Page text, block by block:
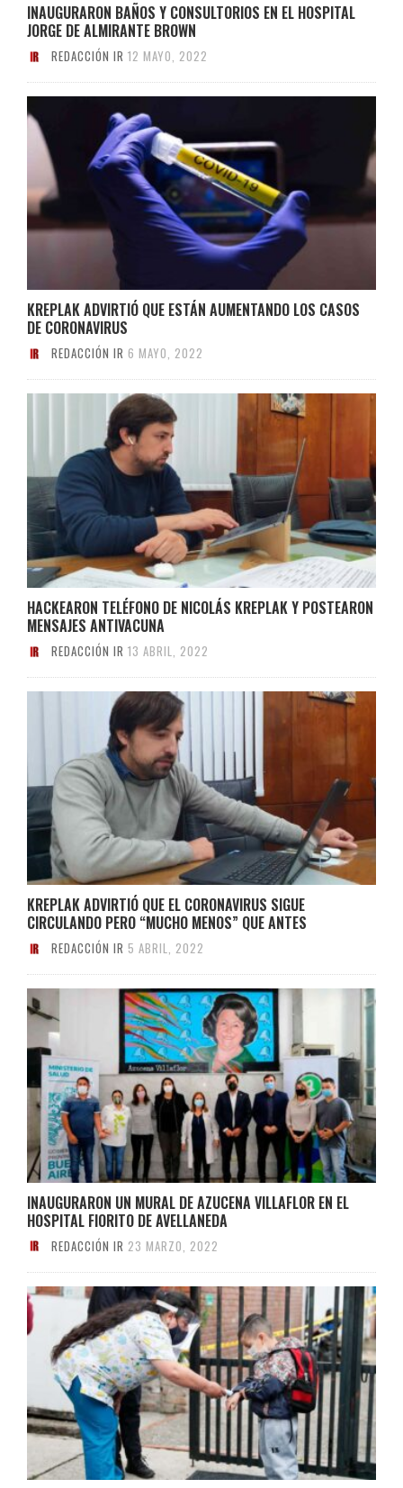
INAUGURARON BAÑOS Y CONSULTORIOS EN EL HOSPITAL
JORGE DE ALMIRANTE BROWN
REDACCIÓN IR 12 MAYO, 2022
KREPLAK ADVIRTIÓ QUE ESTÁN AUMENTANDO LOS CASOS
DE CORONAVIRUS
REDACCIÓN IR 6 MAYO, 2022
HACKEARON TELÉFONO DE NICOLÁS KREPLAK Y POSTEARON
MENSAJES ANTIVACUNA
REDACCIÓN IR 13 ABRIL, 2022
KREPLAK ADVIRTIÓ QUE EL CORONAVIRUS SIGUE
CIRCULANDO PERO “MUCHO MENOS” QUE ANTES
REDACCIÓN IR 5 ABRIL, 2022
INAUGURARON UN MURAL DE AZUCENA VILLAFLOR EN EL
HOSPITAL FIORITO DE AVELLANEDA
REDACCIÓN IR 23 MARZO, 2022